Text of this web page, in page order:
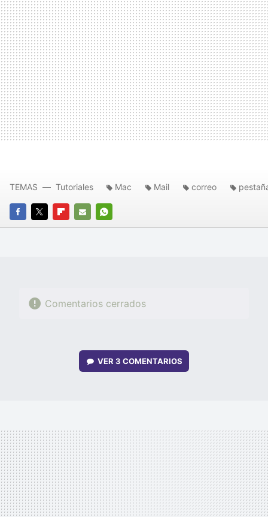
FACEBOOK
TWITTERFLIPBOARD
E-
WHATSAPP
TEMAS Tutoriales Mac Mail correo
Comentarios cerrados
VER 3 COMENTARIOS